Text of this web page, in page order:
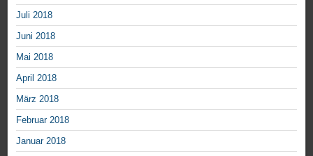
Juli 2018
Juni 2018
Mai 2018
April 2018
März 2018
Februar 2018
Januar 2018